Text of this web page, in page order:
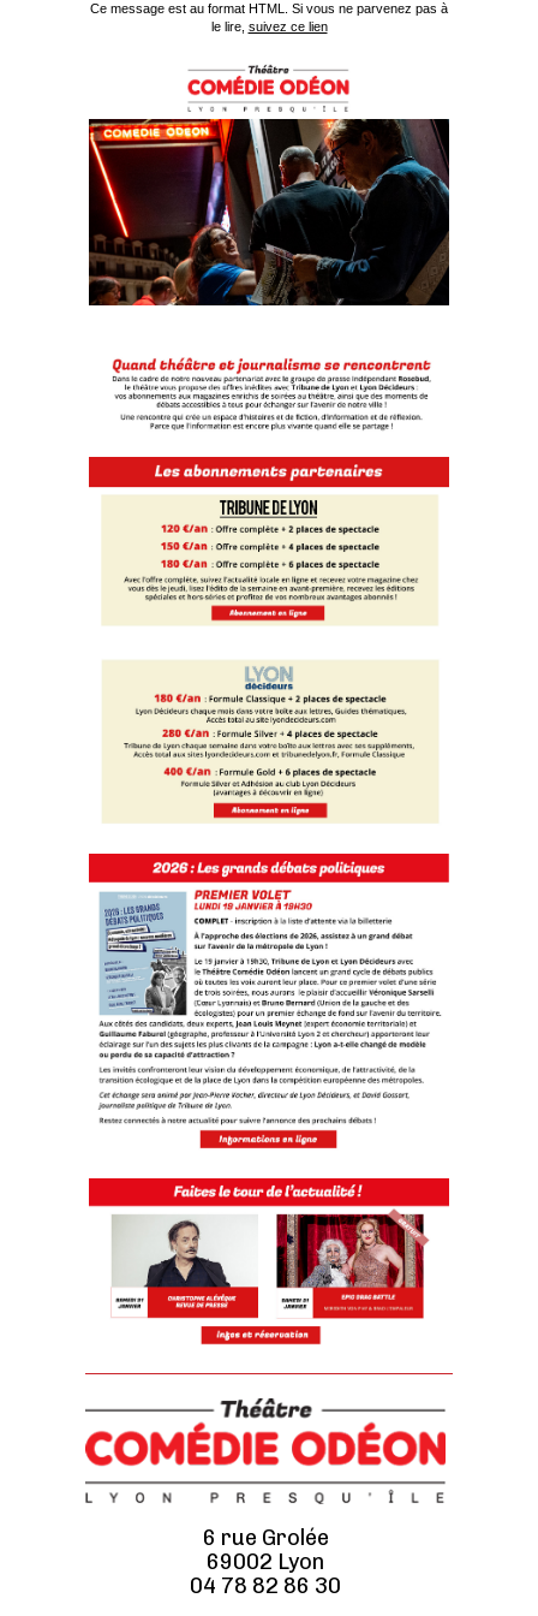
Ce message est au format HTML. Si vous ne parvenez pas à
le lire, suivez ce lien
6 rue Grolée
69002 Lyon
04 78 82 86 30